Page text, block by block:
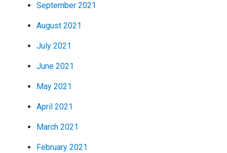
September 2021
August 2021
July 2021
June 2021
May 2021
April 2021
March 2021
February 2021